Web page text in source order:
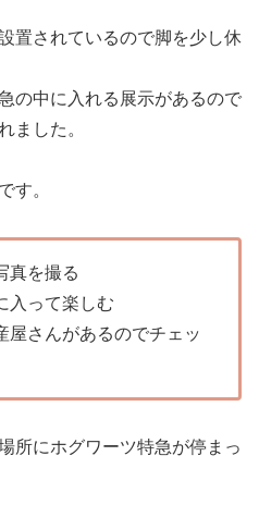
置されているので脚を少し休
の中に入れる展示があるので
ました。
す。
真を撮る
入って楽しむ
さんがあるのでチェッ
所にホグワーツ特急が停まっ